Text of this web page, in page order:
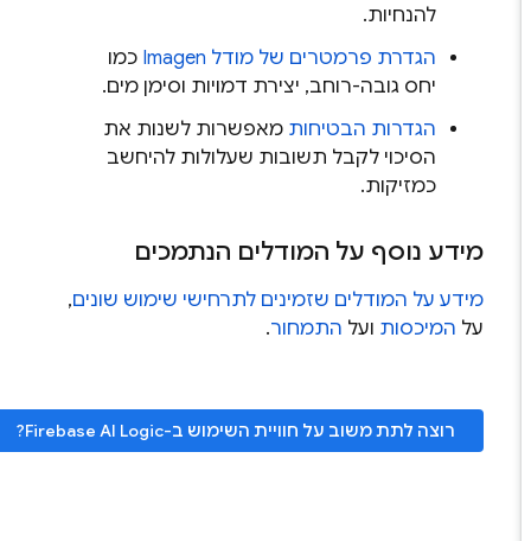
להנחיות.
הגדרת פרמטרים של מודלImagenכמו
יחס גובה-רוחב, יצירת דמויות וסימן מים.
הגדרות הבטיחותמאפשרות לשנות את
הסיכוי לקבל תשובות שעלולות להיחשב
כמזיקות.
מידע נוסף על המודלים הנתמכים
מידע על המודלים שזמינים לתרחישי שימוש שונים,
עלהמיכסותועלהתמחור.
רוצה לתת משוב על חוויית השימוש ב-Firebase AI Logic
?